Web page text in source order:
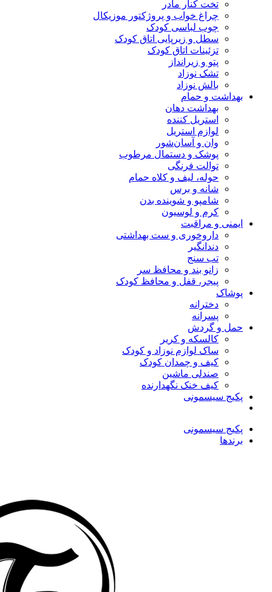
تخت کنار مادر
چراغ خواب و پروژکتور موزیکال
چوب لباسی کودک
سطل و زیرپایی اتاق کودک
تزئینات اتاق کودک
پتو و زیرانداز
تشک نوزاد
بالش نوزاد
بهداشت و حمام
بهداشت دهان
استریل کننده
لوازم استریل
وان و آسان‌شور
پوشک و دستمال مرطوب
توالت فرنگی
حوله، لیف و کلاه حمام
شانه و برس
شامپو و شوینده بدن
کرم و لوسیون
ایمنی و مراقبت
داروخوری و ست بهداشتی
دندانگیر
تب‌ سنج
زانو بند و محافظ سر
پیجر، قفل و محافظ کودک
پوشاک
دخترانه
پسرانه
حمل و گردش
کالسکه و کریر
ساک لوازم نوزاد و کودک
کیف و چمدان کودک
صندلی ماشین
کیف خنک نگهدارنده
پکیج سیسمونی
پکیج سیسمونی
برندها